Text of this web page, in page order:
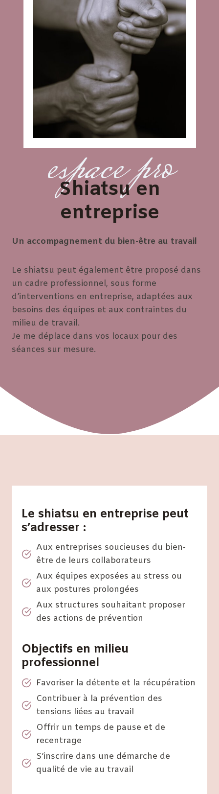
espace pro
Shiatsu en
entreprise
Un accompagnement du bien-être au travail
Le shiatsu peut également être proposé dans
un cadre professionnel, sous forme
d’interventions en entreprise, adaptées aux
besoins des équipes et aux contraintes du
milieu de travail.
Je me déplace dans vos locaux pour des
séances sur mesure.
Le shiatsu en entreprise peut
s’adresser :
Aux entreprises soucieuses du bien-
être de leurs collaborateurs
Aux équipes exposées au stress ou
aux postures prolongées
Aux structures souhaitant proposer
des actions de prévention
Objectifs en milieu
professionnel
Favoriser la détente et la récupération
Contribuer à la prévention des
tensions liées au travail
Offrir un temps de pause et de
recentrage
S’inscrire dans une démarche de
qualité de vie au travail